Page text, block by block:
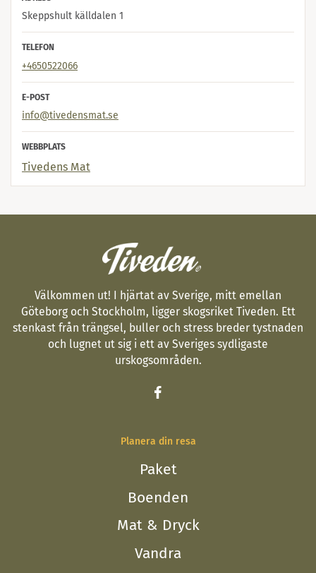
Skeppshult källdalen 1
TELEFON
+4650522066
E-POST
info@tivedensmat.se
WEBBPLATS
Tivedens Mat
Välkommen ut! I hjärtat av Sverige, mitt emellan
Göteborg och Stockholm, ligger skogsriket Tiveden. Ett
stenkast från trängsel, buller och stress breder tystnaden
och lugnet ut sig i ett av Sveriges sydligaste
urskogsområden.
Planera din resa
Paket
Boenden
Mat & Dryck
Vandra